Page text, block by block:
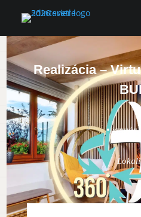
Realizácia –
• január